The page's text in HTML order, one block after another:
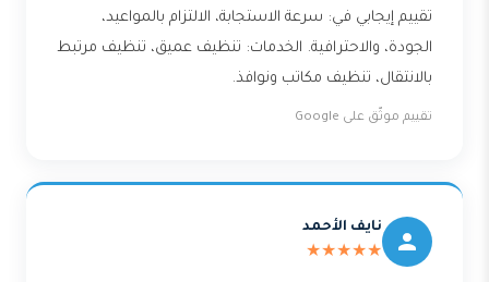
تقييم إيجابي في: سرعة الاستجابة، الالتزام بالمواعيد،
الجودة، والاحترافية. الخدمات: تنظيف عميق، تنظيف مرتبط
بالانتقال، تنظيف مكاتب ونوافذ.
تقييم موثّق على Google
نايف الأحمد
★★★★★